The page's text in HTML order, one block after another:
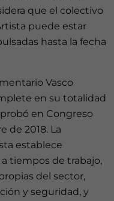
que el colectivo
puede estar
hasta la fecha
Vasco
en su totalidad
en Congreso
de 2018. La
establece
tiempos de trabajo,
del sector,
y seguridad, y